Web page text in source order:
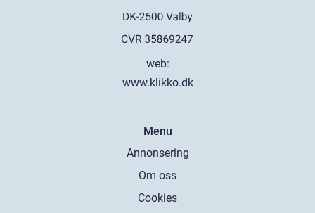
web:
www.klikko.dk
Menu
Annonsering
Om oss
Cookies